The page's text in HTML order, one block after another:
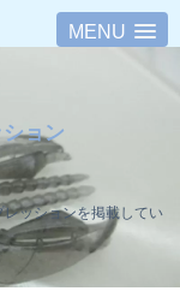
MENU
ョン
ッションを掲載してい